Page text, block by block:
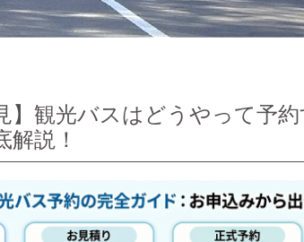
】観光バスはどうやって予
解説！